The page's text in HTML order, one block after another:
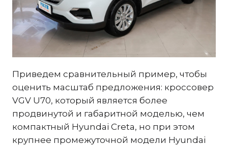
Приведем сравнительный пример, чтобы
оценить масштаб предложения: кроссовер
VGV U70, который является более
продвинутой и габаритной моделью, чем
компактный Hyundai Creta, но при этом
крупнее промежуточной модели Hyundai